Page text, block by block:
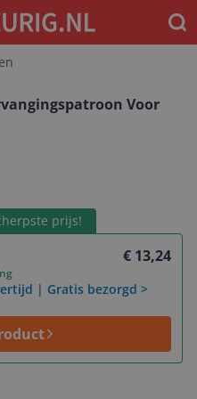
Voor
prijs!
€ 13,24
| Gratis bezorgd >